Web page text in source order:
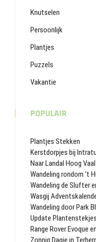
Knutselen
Persoonlijk
Plantjes
Puzzels
Vakantie
POPULAIR
Plantjes Stekken
Kerstdorpjes bij
Naar Landal Hoog
Wandeling rondom ‘t
Wandeling de Slufter
Wasgij
Wandeling door Park
Update Plantenstekjes
Range Rover Evoque
Zonnig Dagje in